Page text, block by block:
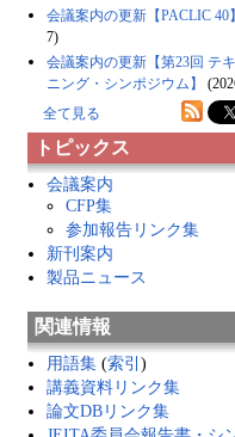
会議案内の更新【PACLIC 40】
7)
会議案内の更新【第23回 テ
ニング・シンポジウム】
全て見る
トピックス
会議案内
CFP集
参加報告リンク集
新刊案内
製品ニュース
関連情報
用語集(索引 )
講義資料リンク集
論文DBリンク集